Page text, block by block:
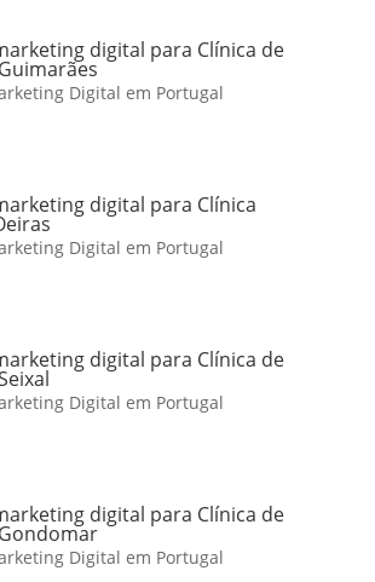
digital para Clínica de
Digital em Portugal
digital para Clínica
Digital em Portugal
digital para Clínica de
Digital em Portugal
digital para Clínica de
Digital em Portugal